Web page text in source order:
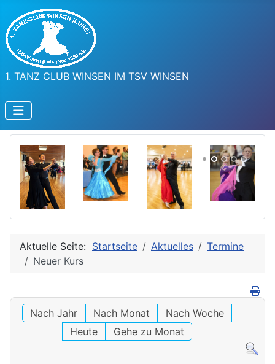
1. TANZ CLUB WINSEN IM TSV WINSEN
Aktuelle Seite: Startseite Aktuelles
Termine
Neuer Kurs
Nach Jahr Nach Monat
Nach Woche
Heute
Gehe zu Monat